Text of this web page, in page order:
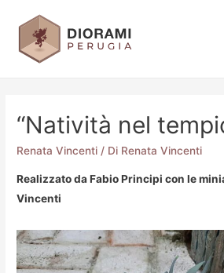
“Natività nel
Renata Vincenti / Di Renata Vincenti
Realizzato da Fabio Principi con le
Vincenti